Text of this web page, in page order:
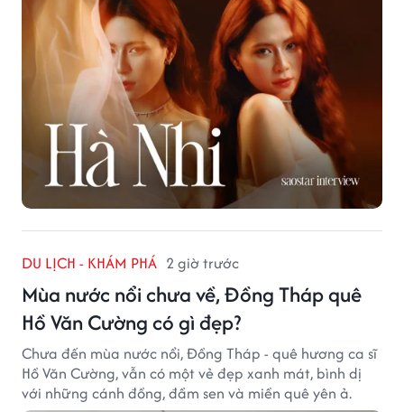
DU LỊCH - KHÁM PHÁ 2 giờ trước
Mùa nước nổi chưa về, Đồng Tháp quê
Hồ Văn Cường có gì đẹp?
Chưa đến mùa nước nổi, Đồng Tháp - quê hương ca sĩ
Hồ Văn Cường, vẫn có một vẻ đẹp xanh mát, bình dị
với những cánh đồng, đầm sen và miền quê yên ả.